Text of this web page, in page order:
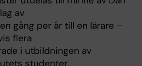
av
gång per år till en lärare –
flera
i utbildningen av
studenter.